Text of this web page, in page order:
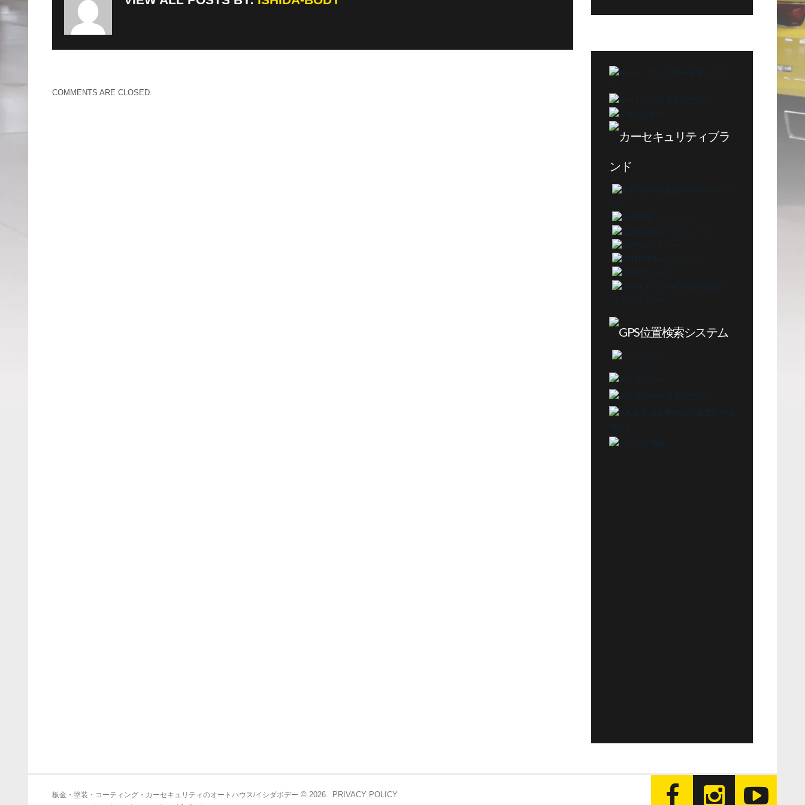
COMMENTS ARE CLOSED.
ー
板金・塗装・コーティング・カーセキュリティのオートハウス/イシダボデー © 2026. PRIVACY POLICY